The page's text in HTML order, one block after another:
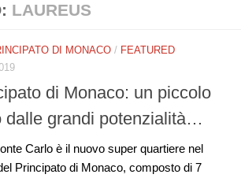
LAUREUS
DI MONACO / FEATURED
di Monaco: un piccolo
dalle grandi potenzialità…
Carlo è il nuovo super quartiere nel
Principato di Monaco, composto di 7